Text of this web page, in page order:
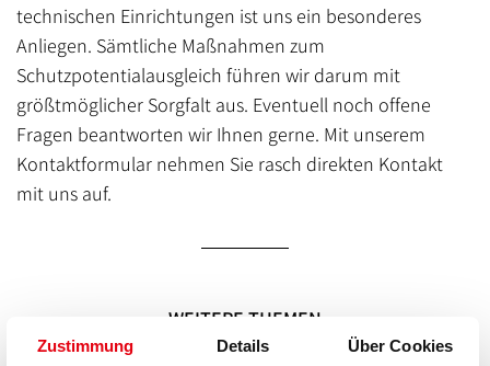
Zustimmung Details Über Cookies
technischen Einrichtungen ist uns ein besonderes
Anliegen. Sämtliche Maßnahmen zum
Schutzpotentialausgleich führen wir darum mit
größtmöglicher Sorgfalt aus. Eventuell noch offene
Fragen beantworten wir Ihnen gerne. Mit unserem
Kontaktformular nehmen Sie rasch direkten Kontakt
mit uns auf.
WEITERE THEMEN